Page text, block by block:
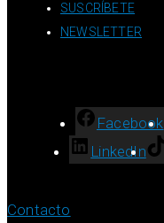
SUSCRÍBETE
NEWSLETTER
Facebook
LinkedIn
Contacto